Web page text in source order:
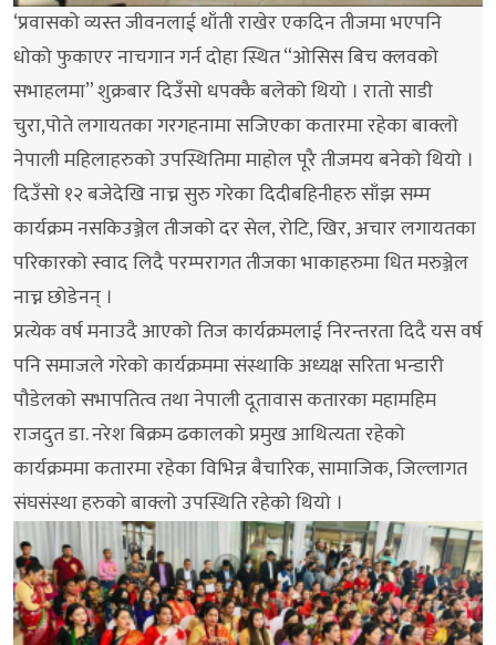
‘प्रवासको व्यस्त जीवनलाई थाँती राखेर एकदिन तीजमा भएपनि
धोको फुकाएर नाचगान गर्न दोहा स्थित “ओसिस बिच क्लवको
सभाहलमा” शुक्रबार दिउँसो धपक्कै बलेको थियो । रातो साडी
चुरा,पोते लगायतका गरगहनामा सजिएका कतारमा रहेका बाक्लो
नेपाली महिलाहरुको उपस्थितिमा माहोल पूरै तीजमय बनेको थियो ।
दिउँसो १२ बजेदेखि नाच्न सुरु गरेका दिदीबहिनीहरु साँझ सम्म
कार्यक्रम नसकिउञ्जेल तीजको दर सेल, रोटि, खिर, अचार लगायतका
परिकारको स्वाद लिदै परम्परागत तीजका भाकाहरुमा धित मरुञ्जेल
नाच्न छोडेनन् ।
प्रत्येक वर्ष मनाउदै आएको तिज कार्यक्रमलाई निरन्तरता दिदै यस वर्ष
पनि समाजले गरेको कार्यक्रममा संस्थाकि अध्यक्ष सरिता भन्डारी
पौडेलको सभापतित्व तथा नेपाली दूतावास कतारका महामहिम
राजदुत डा. नरेश बिक्रम ढकालको प्रमुख आथित्यता रहेको
कार्यक्रममा कतारमा रहेका विभिन्न बैचारिक, सामाजिक, जिल्लागत
संघसंस्था हरुको बाक्लो उपस्थिति रहेको थियो ।